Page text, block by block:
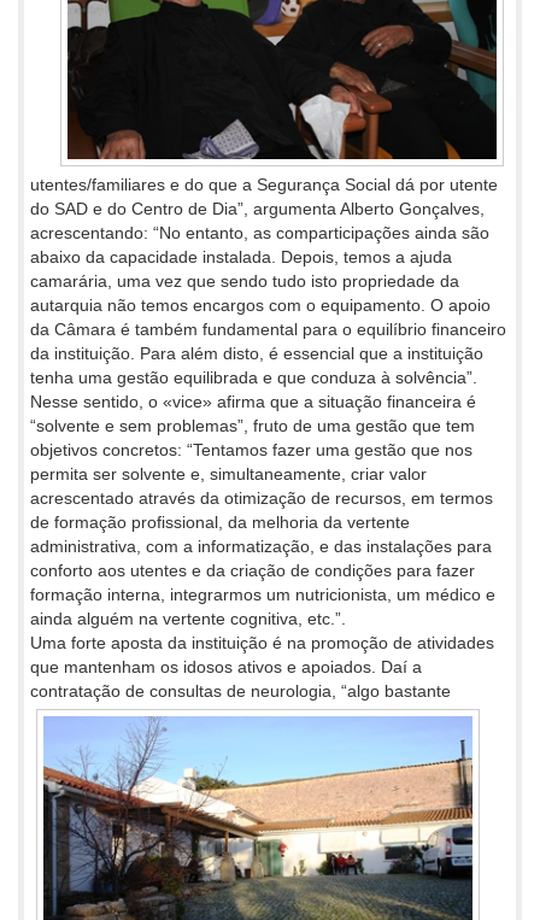
utentes/familiares e do que a Segurança Social dá por utente
do SAD e do Centro de Dia”, argumenta Alberto Gonçalves,
acrescentando: “No entanto, as comparticipações ainda são
abaixo da capacidade instalada. Depois, temos a ajuda
camarária, uma vez que sendo tudo isto propriedade da
autarquia não temos encargos com o equipamento. O apoio
da Câmara é também fundamental para o equilíbrio financeiro
da instituição. Para além disto, é essencial que a instituição
tenha uma gestão equilibrada e que conduza à solvência”.
Nesse sentido, o «vice» afirma que a situação financeira é
“solvente e sem problemas”, fruto de uma gestão que tem
objetivos concretos: “Tentamos fazer uma gestão que nos
permita ser solvente e, simultaneamente, criar valor
acrescentado através da otimização de recursos, em termos
de formação profissional, da melhoria da vertente
administrativa, com a informatização, e das instalações para
conforto aos utentes e da criação de condições para fazer
formação interna, integrarmos um nutricionista, um médico e
ainda alguém na vertente cognitiva, etc.”.
Uma forte aposta da instituição é na promoção de atividades
que mantenham os idosos ativos e apoiados. Daí a
contratação de consultas de neurologia, “algo bastante